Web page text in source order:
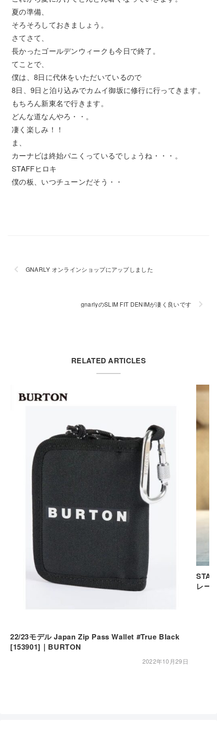
夏の準備、
そろそろしておきましょう。
さてさて、
長かったゴールデンウィークも今日で終了。
てことで、
僕は、8日に代休をいただいているので
8日、9日と泊り込みでカムイ御坂に修行に行ってきます。
もちろん新東名で行きます。
どんな道なんやろ・・。
凄く楽しみ！！
ま、
カーナビは終始パニくっているでしょうね・・・。
STAFFヒロキ
僕の板、いつチューンだそう・・
GNARLY オンラインショップにアップしました
gnarlyのSLIM FIT DENIMが凄く良いです
RELATED ARTICLES
22/23モデル Japan Zip Pass Wallet #True Black
[153901]｜BURTON
2022年10月29日
レー